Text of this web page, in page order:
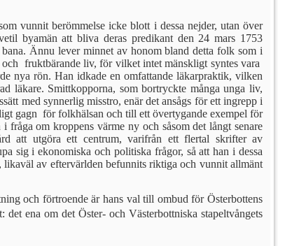
vunnit berömmelse icke blott i dessa nejder, utan över
byamän att bliva deras predikant den 24 mars 1753
Ännu lever minnet av honom bland detta folk som i
fruktbärande liv, för vilket intet mänskligt syntes vara
nya rön. Han idkade en omfattande läkarpraktik, vilken
läkare. Smittkopporna, som bortryckte många unga liv,
med synnerlig misstro, enär det ansågs för ett ingrepp i
gagn för folkhälsan och till ett övertygan­de exempel för
om kroppens värme ny och såsom det långt senare
att utgöra ett centrum, varifrån ett flertal skrifter av
sig i ekonomiska och politiska frågor, så att han i dessa
likaväl av eftervärlden befunnits riktiga och vunnit allmänt
och förtroende är hans val till ombud för Österbottens
ena om det Öster- och Väster­bottniska stapeltvångets